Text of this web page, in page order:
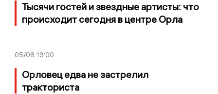
Тысячи гостей и звездные артисты: что
происходит сегодня в центре Орла
05/08 19:00
Орловец едва не застрелил
тракториста